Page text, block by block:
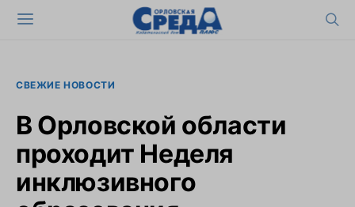
СВЕЖИЕ НОВОСТИ
В Орловской области
проходит Неделя
инклюзивного